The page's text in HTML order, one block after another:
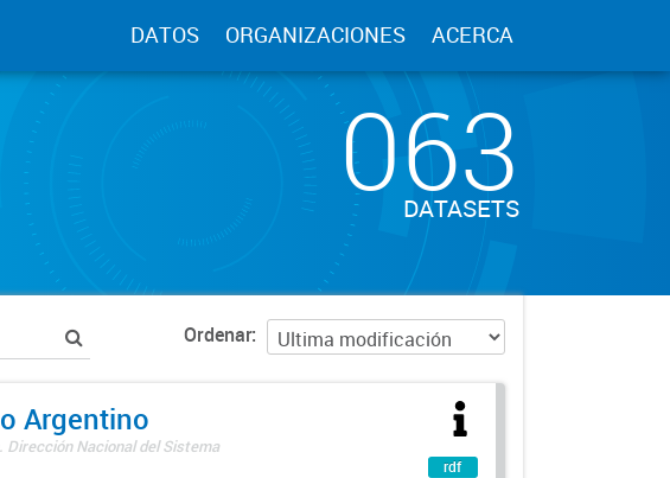
DATOS ORGANIZACIONES ACERCA
063
DATASETS
Ordenar
Argentino
Nacional del Sistema
rdf